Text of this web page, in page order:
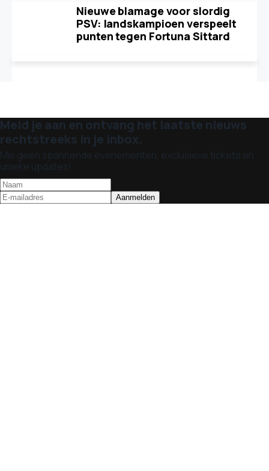
Nieuwe blamage voor slordig
PSV: landskampioen verspeelt
punten tegen Fortuna Sittard
Meld je aan en ontvang het laatste nieuws
rechtstreeks in je inbox.
Mis geen spannende evenementen, exclusieve tickets en
unieke updates!